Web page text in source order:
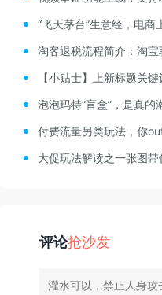
“飞天茅台”生意经，电商
淘客退税流程简介：淘宝
【小贴士】上新标题关
泡泡玛特“盲盒”，是真的
付费流量另类玩法，你
大促玩法解读之一张图带
评论抢沙发